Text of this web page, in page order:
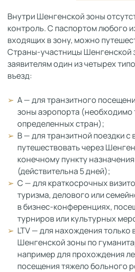
Внутри Шенгенской зоны
контроль. С паспортом любого
входящих в зону, можно
Страны-участницы Шенгенской
заявителям один из четырех
въезд:
А — для транзитного
зоны аэропорта (необходимо
определенных стран);
В — для транзитной поездки
путешествовать через
конечному пункту
(действительна 5 дней);
С — для краткосрочных
туризма, делового или
в бизнес-конференциях,
турниров или культурных
LTV — для нахождения только
Шенгенской зоны по
например для прохождения
посещения тяжело больного